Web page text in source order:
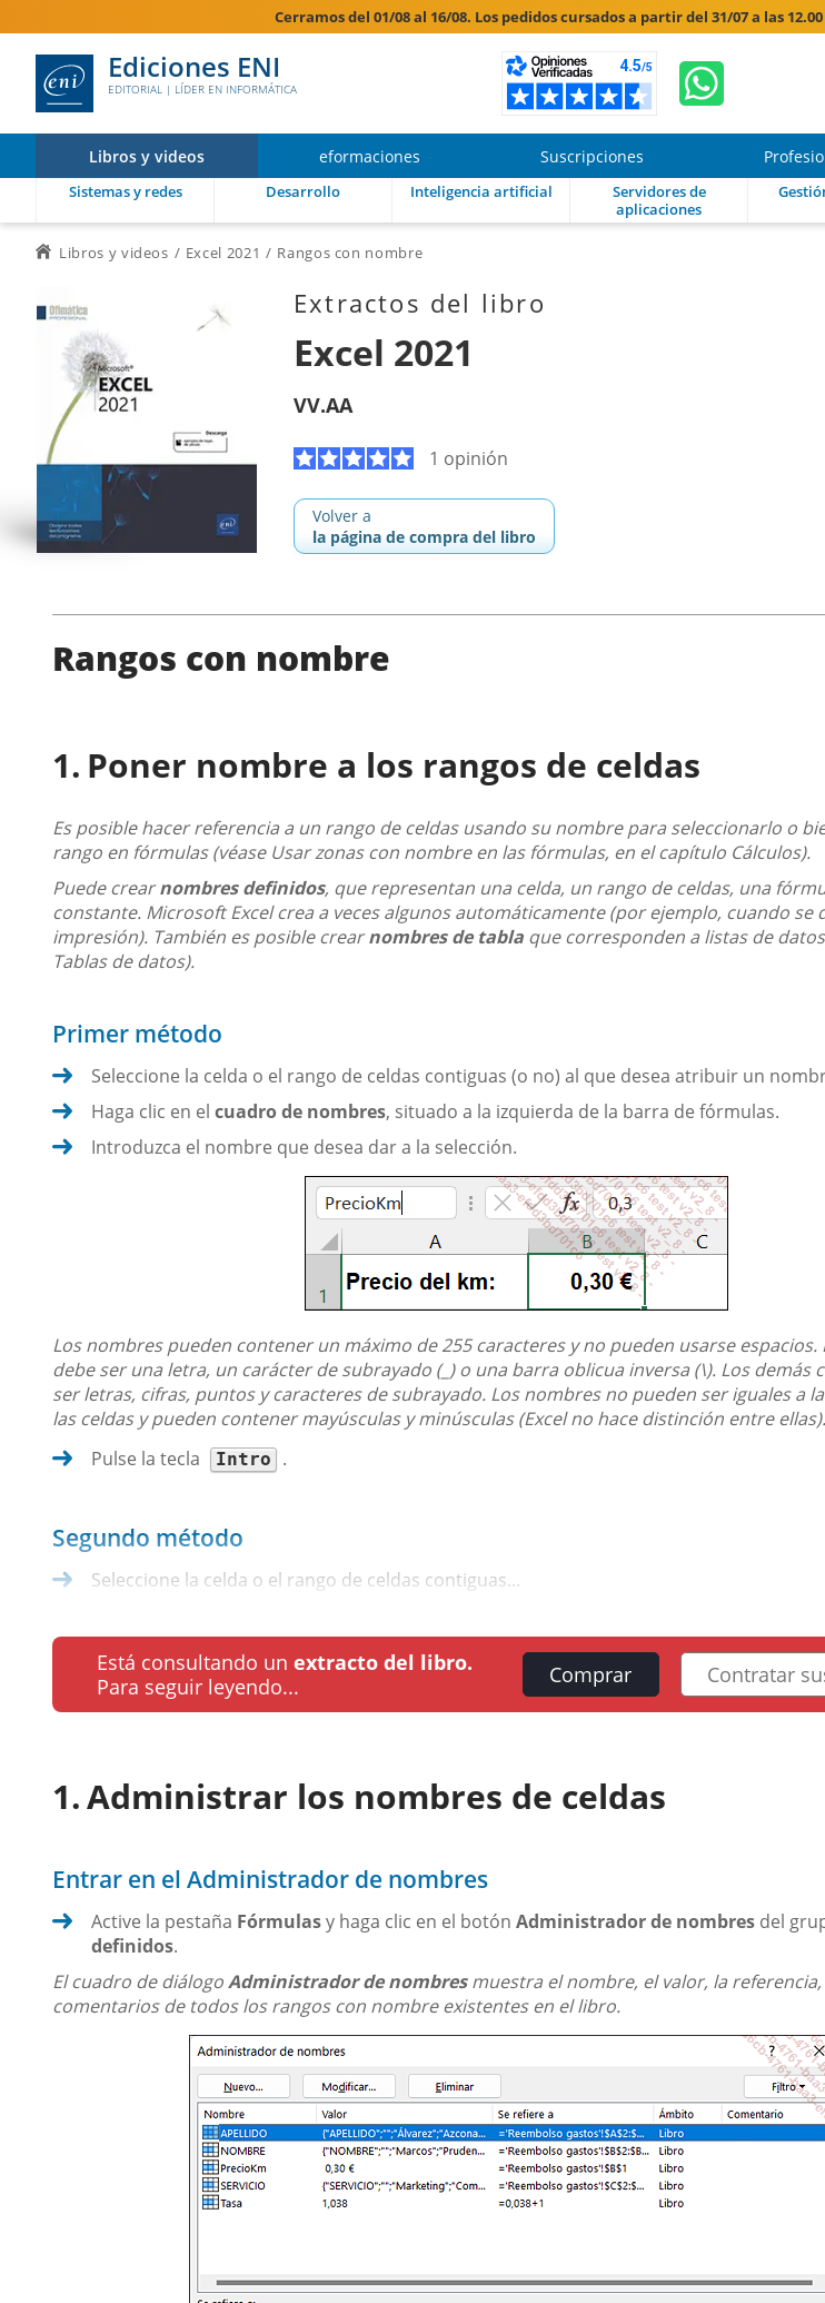
Cerramos del 01/08 al 16/08. Los pedidos cursados a partir del 31/07 a las
Ediciones ENI
EDITORIAL | LÍDER EN INFORMÁTICA
Libros y videos eformaciones Suscripciones
Sistemas y redes Desarrollo Inteligencia artificial
Servidores de
aplicaciones
Libros y videos Excel 2021 Rangos con nombre
Extractos del libro
Excel 2021
VV.AA
1 opinión
Volver a
la página de compra del libro
Rangos con nombre
Poner nombre a los rangos de celdas
Es posible hacer referencia a un rango de celdas usando su nombre para seleccionarlo o
rango en fórmulas (véase Usar zonas con nombre en las fórmulas, en el capítulo Cálculos).
Puede crearnombres definidos, que representan una celda, un rango de celdas, una
constante. Microsoft Excel crea a veces algunos automáticamente (por ejemplo, cuando se
impresión). También es posible crearnombres de tabla que corresponden a listas de
Tablas de datos).
Primer método
Seleccione la celda o el rango de celdas contiguas (o no) al que desea atribuir un
Haga clic en el cuadro de nombres, situado a la izquierda de la barra de fórmulas.
Introduzca el nombre que desea dar a la selección.
Los nombres pueden contener un máximo de 255 caracteres y no pueden usarse
debe ser una letra, un carácter de subrayado (_) o una barra oblicua inversa (\). Los demás
ser letras, cifras, puntos y caracteres de subrayado. Los nombres no pueden ser iguales a
las celdas y pueden contener mayúsculas y minúsculas (Excel no hace distinción entre ellas).
Pulse la tecla
Intro .
Segundo método
Seleccione la celda o el rango de celdas contiguas...
Está consultando un extracto del libro.
Para seguir leyendo...
Comprar Contratar
Administrar los nombres de celdas
Entrar en el Administrador de nombres
Active la pestaña Fórmulasy haga clic en el botón Administrador de nombres del
definidos.
El cuadro de diálogoAdministrador de nombresmuestra el nombre, el valor, la
comentarios de todos los rangos con nombre existentes en el libro.